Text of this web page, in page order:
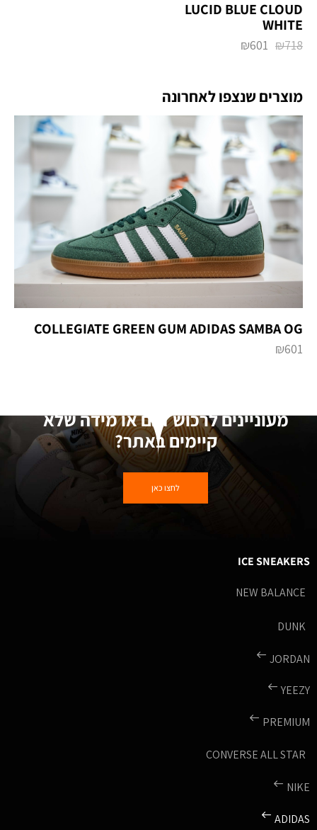
LUCID BLUE CLOUD
WHITE
₪718
₪601
מוצרים שנצפו לאחרונה
₪601
מעוניינים לרכוש דגם או מידה שלא
קיימים באתר?
לחצו כאן
ICE SNEAKERS
NEW BALANCE
DUNK
JORDAN
YEEZY
PREMIUM
CONVERSE ALL STAR
NIKE
ADIDAS